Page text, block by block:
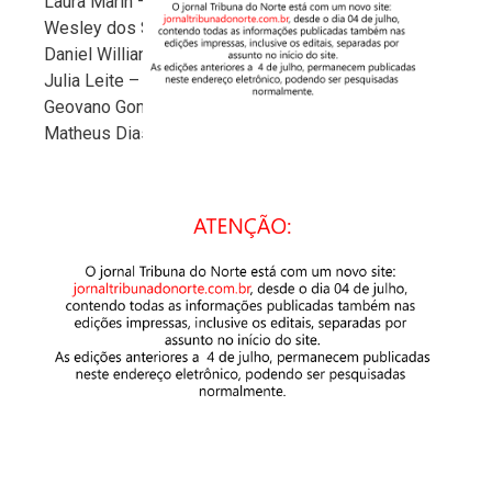
Wesley dos Santos – 1º lugar
Daniel Willian Oliveira – 1º lugar
Julia Leite – 1º lugar
Geovano Gonçalves – 1º lugar
Matheus Dias – 1º lugar